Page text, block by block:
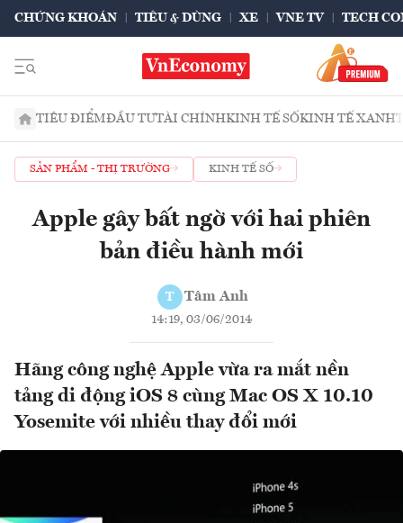
CHỨNG KHOÁN TIÊU & DÙNG XE VNE TV TECH
TIÊU ĐIỂMĐẦU TƯTÀI CHÍNHKINH TẾ SỐKINH TẾ XANH
SẢN PHẨM - THỊ TRƯỜNG KINH TẾ SỐ
Apple gây bất ngờ với hai phiên
bản điều hành mới
T Tâm Anh
14:19, 03/06/2014
Hãng công nghệ Apple vừa ra mắt nền
tảng di động iOS 8 cùng Mac OS X 10.10
Yosemite với nhiều thay đổi mới